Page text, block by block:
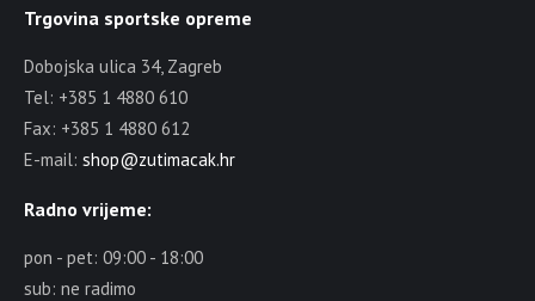
Trgovina sportske opreme
Dobojska ulica 34, Zagreb
Tel: +385 1 4880 610
Fax: +385 1 4880 612
E-mail: shop@zutimacak.hr
Radno vrijeme:
pon - pet: 09:00 - 18:00
sub: ne radimo